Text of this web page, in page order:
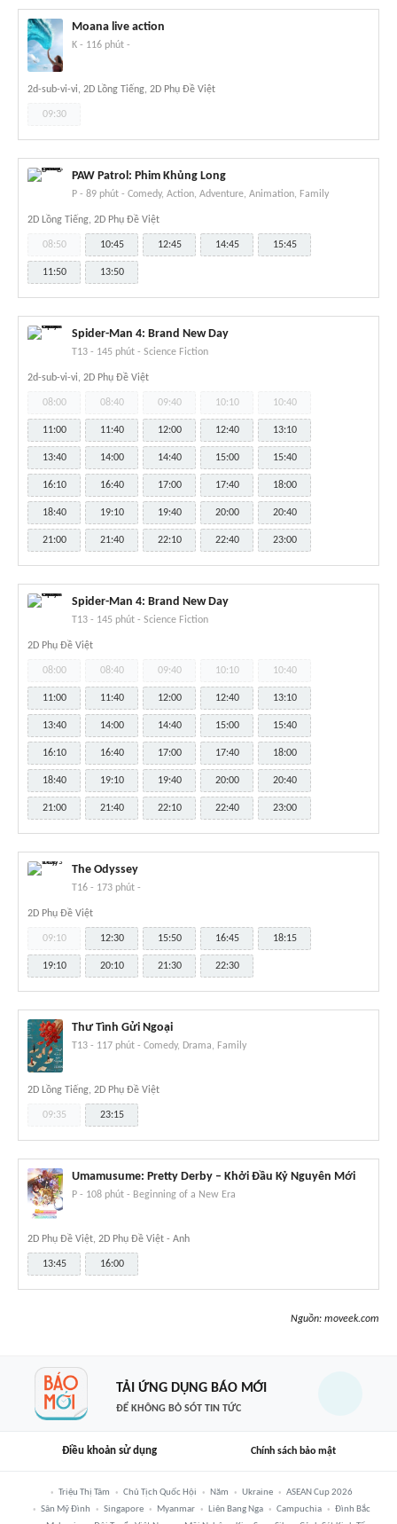
Moana live action
K - 116 phút -
2d-sub-vi-vi, 2D Lồng Tiếng, 2D Phụ Đề Việt
09:30
PAW Patrol: Phim Khủng Long
P - 89 phút - Comedy, Action, Adventure, Animation, Family
2D Lồng Tiếng, 2D Phụ Đề Việt
08:50 10:45 12:45 14:45 15:45
11:50 13:50
Spider-Man 4: Brand New Day
T13 - 145 phút - Science Fiction
2d-sub-vi-vi, 2D Phụ Đề Việt
08:00 08:40 09:40 10:10 10:40
11:00 11:40 12:00 12:40 13:10
13:40 14:00 14:40 15:00 15:40
16:10 16:40 17:00 17:40 18:00
18:40 19:10 19:40 20:00 20:40
21:00 21:40 22:10 22:40 23:00
Spider-Man 4: Brand New Day
T13 - 145 phút - Science Fiction
2D Phụ Đề Việt
08:00 08:40 09:40 10:10 10:40
11:00 11:40 12:00 12:40 13:10
13:40 14:00 14:40 15:00 15:40
16:10 16:40 17:00 17:40 18:00
18:40 19:10 19:40 20:00 20:40
21:00 21:40 22:10 22:40 23:00
The Odyssey
T16 - 173 phút -
2D Phụ Đề Việt
09:10 12:30 15:50 16:45 18:15
19:10 20:10 21:30 22:30
Thư Tình Gửi Ngoại
T13 - 117 phút - Comedy, Drama, Family
2D Lồng Tiếng, 2D Phụ Đề Việt
09:35 23:15
Umamusume: Pretty Derby – Khởi Đầu Kỷ Nguyên Mới
P - 108 phút - Beginning of a New Era
2D Phụ Đề Việt, 2D Phụ Đề Việt - Anh
13:45 16:00
Nguồn: moveek.com
TẢI ỨNG DỤNG BÁO MỚI
ĐỂ KHÔNG BỎ SÓT TIN TỨC
Điều khoản sử dụng Chính sách bảo mật
Triệu Thị Tâm Chủ Tịch Quốc Hội Năm Ukraine
ASEAN Cup 2026
Sân Mỹ Đình
Singapore Myanmar Liên Bang Nga Campuchia
Đình Bắc